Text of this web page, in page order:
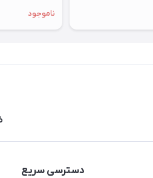
ناموجود
دسترسی سریع